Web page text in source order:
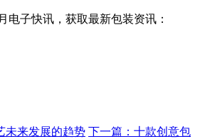
电子快讯，获取最新包装资讯：
未来发展的趋势 下一篇：十款创意包